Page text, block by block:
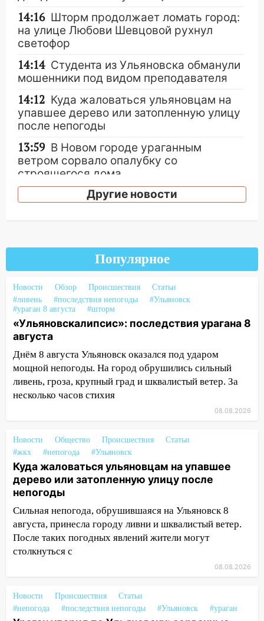
14:16 Шторм продолжает ломать город:
на улице Любови Шевцовой рухнул
светофор
14:14 Студента из Ульяновска обманули
мошенники под видом преподавателя
14:12 Куда жаловаться ульяновцам на
упавшее дерево или затопленную улицу
после непогоды
13:59 В Новом городе ураганным
ветром сорвало опалубку со
строящегося дома
В мэрии Ульяновска рассказали,
Ульяновск: дерево рухнуло на дом на
Орджоникидзе
13:47
На Нижней Террасе мощным
ветром вырвало дерево с корнем
13:46 Сильный ветер сорвал крышу с
СТО на проспекте Созидателей
13:35 Непогода продолжает бить по
транспорту: в Ульяновске трамвай
сошёл с рельсов
13:17
Непогода в Ульяновске не
закончится сегодня: сильные ливни
сохранятся 9 августа
13:15 Трижды «брал в долг» без спроса:
житель Вешкаймского района похитил у
знакомого 191 тысячу рублей
13:14 Ураган оторвал светофор на
проспекте Филатова в Ульяновске
Дерево пробило крышу дома на
на электрощит
Другие новости
Популярное
Новости Обзор Происшествия
Статьи
#ливень
#последствия непогоды
#Ульяновск
#ураган 8 августа
#шторм
«Ульяновскалипсис»: последствия урагана 8
августа
Днём 8 августа Ульяновск оказался под ударом
мощной непогоды. На город обрушились сильный
ливень, гроза, крупный град и шквалистый ветер. За
несколько часов стихия
08.08.2026
Новости Общество Происшествия
Статьи
#жкх
#непогода #Ульяновск
Куда жаловаться ульяновцам на упавшее
дерево или затопленную улицу после
непогоды
Сильная непогода, обрушившаяся на Ульяновск 8
августа, принесла городу ливни и шквалистый ветер.
После таких погодных явлений жители могут
столкнуться с
08.08.2026
Новости Происшествия
Статьи
#непогода
#последствия непогоды #Ульяновск #ураган